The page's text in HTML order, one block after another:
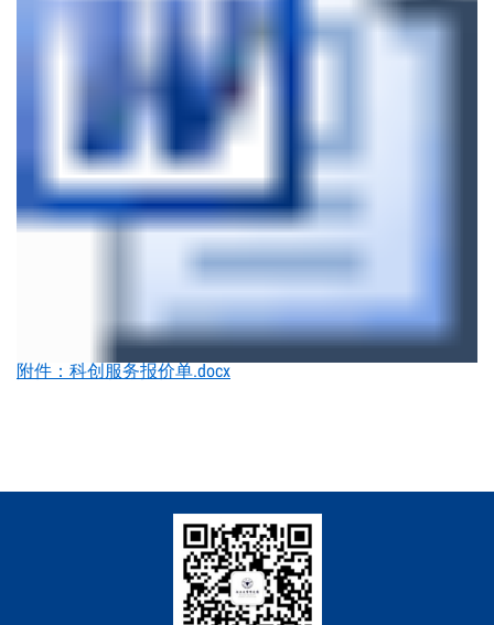
附件：科创服务报价单.docx